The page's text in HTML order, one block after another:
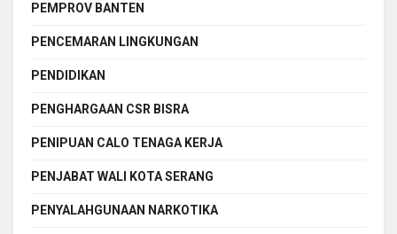
PEMPROV BANTEN
PENCEMARAN LINGKUNGAN
PENDIDIKAN
PENGHARGAAN CSR BISRA
PENIPUAN CALO TENAGA KERJA
PENJABAT WALI KOTA SERANG
PENYALAHGUNAAN NARKOTIKA